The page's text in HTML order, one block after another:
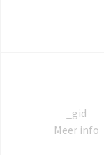
_gid
Meer info